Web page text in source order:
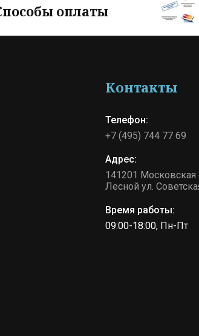
оплаты
Контакты
Телефон:
+7 (495) 744 77 69
Адрес:
141201 Московская
Лесной ул.
Время работы:
09:00-18:00, Пн-Пт